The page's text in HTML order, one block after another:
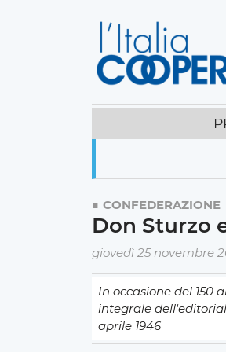
CONFEDERAZIONE
Don Sturzo
giovedì 25 novembre
In occasione del 150
integrale
aprile 1946